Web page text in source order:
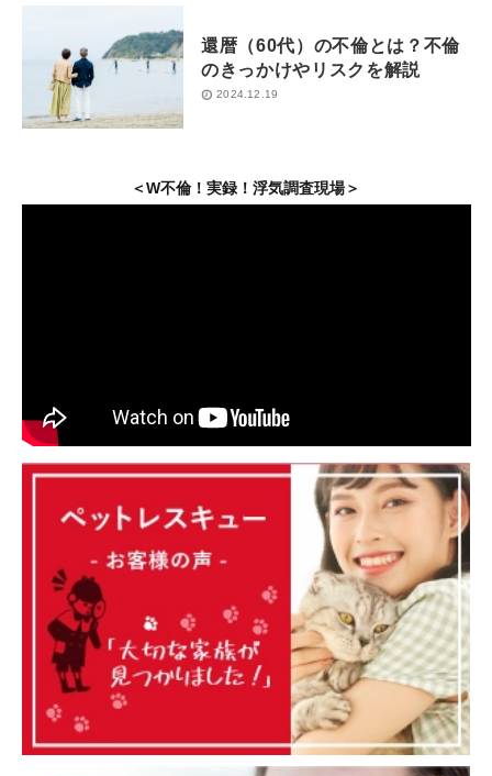
還暦（60代）の不倫とは？不倫
のきっかけやリスクを解説
2024.12.19
＜W不倫！実録！浮気調査現場＞